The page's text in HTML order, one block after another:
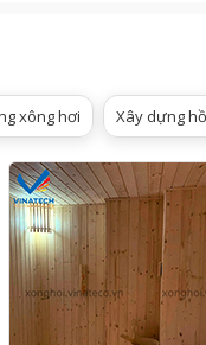
hoàn hảo đáp ứng
chúng tôi cung cấp giải
cao giá trị cuộc sống.
xông hơi Xây dựng